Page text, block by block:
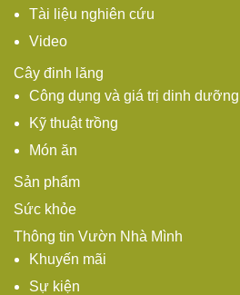
Tài liệu nghiên cứu
Video
Cây đinh lăng
Công dụng và giá trị dinh dưỡng
Kỹ thuật trồng
Món ăn
Sản phẩm
Sức khỏe
Thông tin Vườn Nhà Mình
Khuyến mãi
Sự kiện